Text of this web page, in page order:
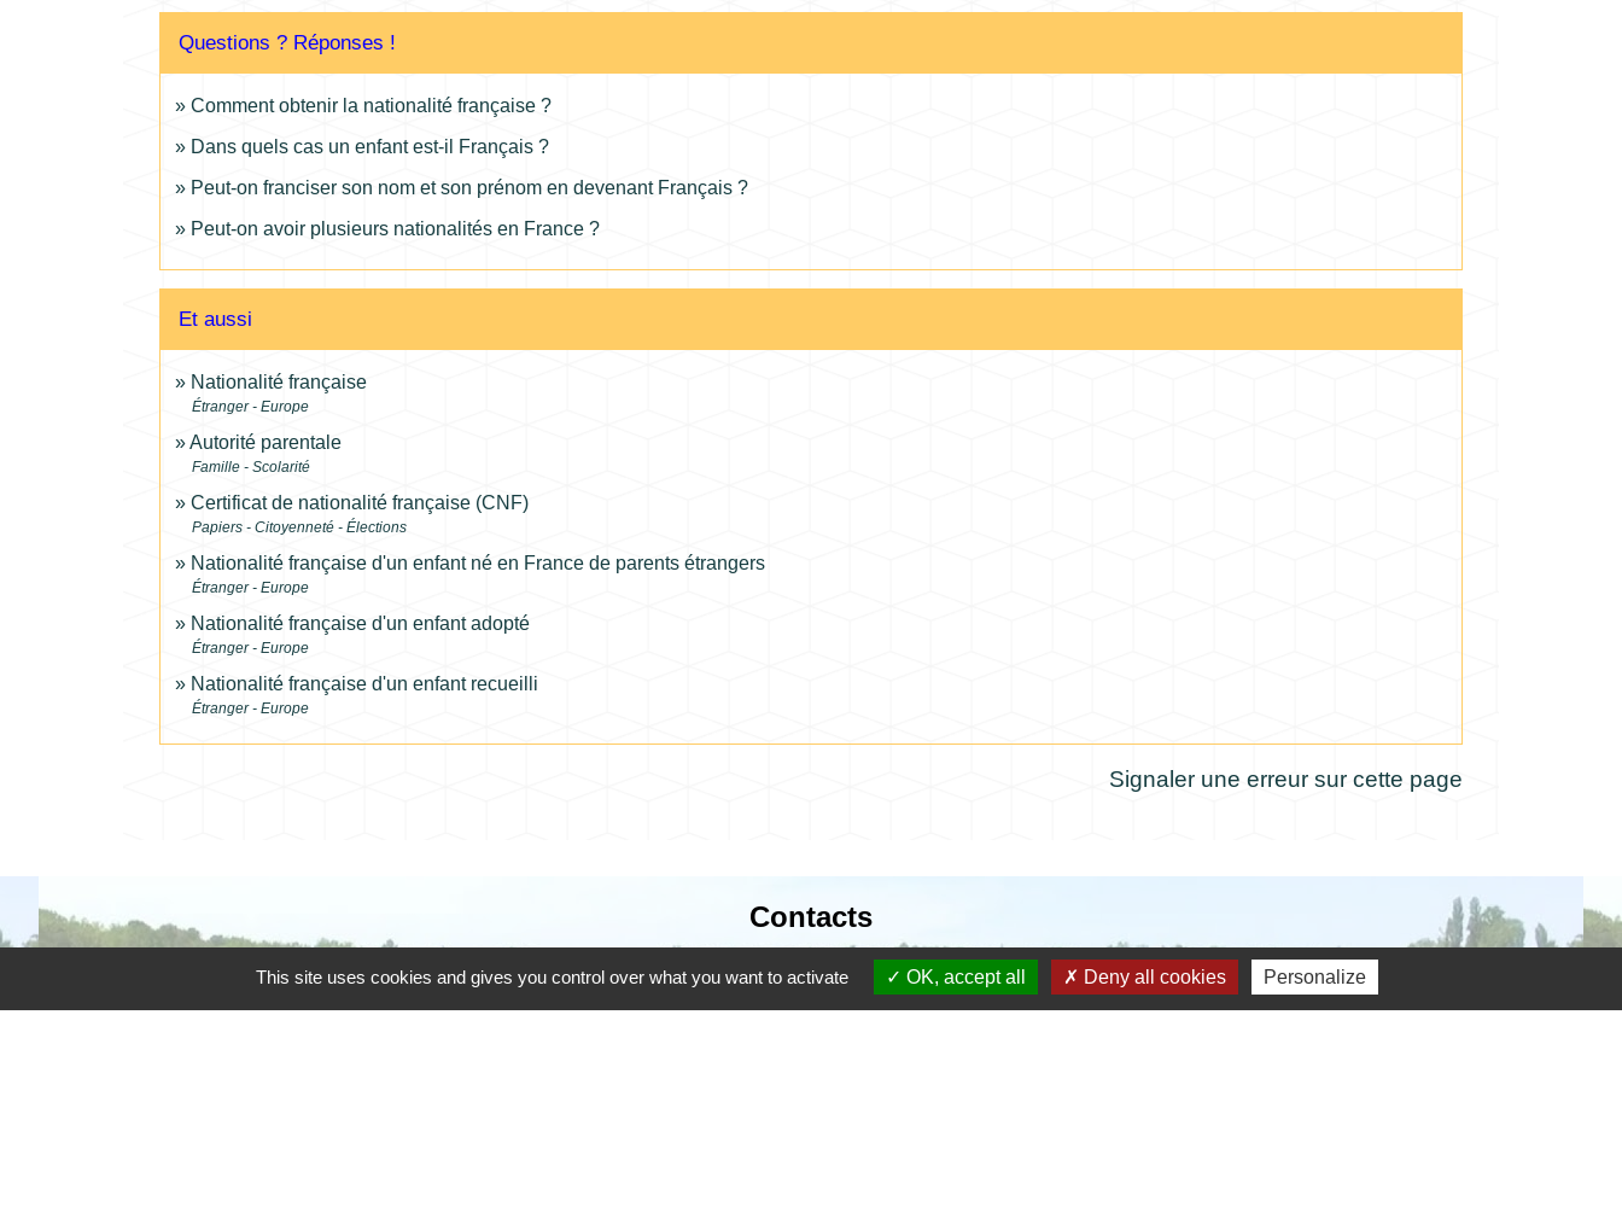
Questions ? Réponses !
Comment obtenir la nationalité française ?
Dans quels cas un enfant est-il Français ?
Peut-on franciser son nom et son prénom en devenant Français ?
Peut-on avoir plusieurs nationalités en France ?
Et aussi
Nationalité française
Étranger - Europe
Autorité parentale
Famille - Scolarité
Certificat de nationalité française (CNF)
Papiers - Citoyenneté - Élections
Nationalité française d'un enfant né en France de parents étrangers
Étranger - Europe
Nationalité française d'un enfant adopté
Étranger - Europe
Nationalité française d'un enfant recueilli
Étranger - Europe
Signaler une erreur sur cette page
Contacts
Commune de Coursac
1 place de la Mairie
This site uses cookies and gives you control over what you want to activate OK, accept all Deny all cookies Personalize